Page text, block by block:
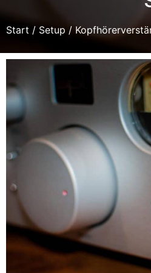
Start / Setup /